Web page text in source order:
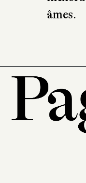
enjeux
âmes.